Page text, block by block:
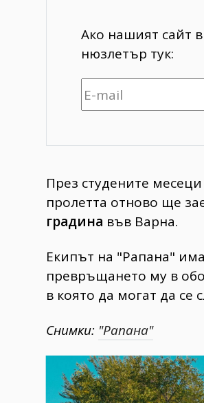
Ако нашият сайт
нюзлетър тук:
През студените
пролетта отново ще
градина във Варна.
Екипът на "Рапана"
превръщането му в
в която да могат да
Снимки: "Рапана"